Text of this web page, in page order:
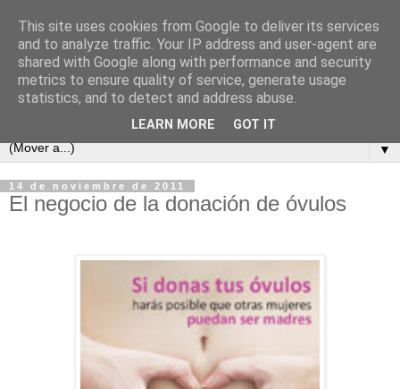
▼
14 de noviembre de 2011
El negocio de la donación de óvulos
This site uses cookies from Google to deliver its services
and to analyze traffic. Your IP address and user-agent are
shared with Google along with performance and security
metrics to ensure quality of service, generate usage
statistics, and to detect and address abuse.
LEARN MORE GOT IT